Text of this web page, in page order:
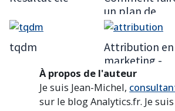
un plan de
taggage?
tqdm
Attribution en
marketing -
L'importance
l'analyse de
données
À propos de l'auteur
Je suis Jean-Michel,
sur le blog Analytics.fr. Je